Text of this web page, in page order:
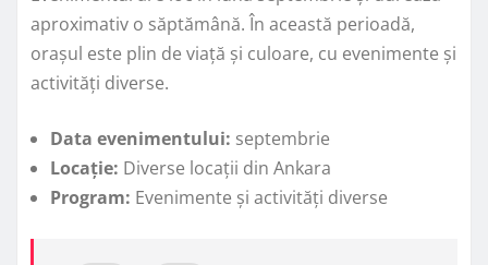
aproximativ o săptămână. În această perioadă,
orașul este plin de viață și culoare, cu evenimente și
activități diverse.
Data evenimentului: septembrie
Locație: Diverse locații din Ankara
Program: Evenimente și activități diverse